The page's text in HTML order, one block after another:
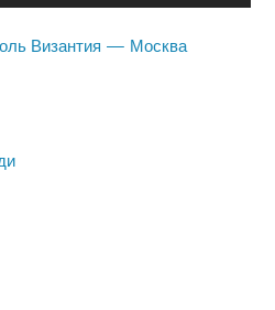
Византия — Москва